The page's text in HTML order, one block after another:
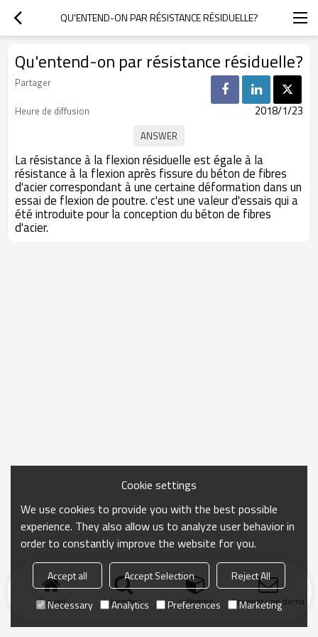
QU'ENTEND-ON PAR RÉSISTANCE RÉSIDUELLE?
Qu'entend-on par résistance résiduelle?
Partager
Heure de diffusion
2018/1/23
La résistance à la flexion résiduelle est égale à la
résistance à la flexion après fissure du béton de fibres
d'acier correspondant à une certaine déformation dans un
essai de flexion de poutre. c'est une valeur d'essais qui a
été introduite pour la conception du béton de fibres
d'acier.
Accueil chercher catégorie Envoyer une
Cookie settings
We use cookies to provide you with the best possible
experience. They also allow us to analyze user behavior in
order to constantly improve the website for you.
Accept all Accept Selection
Reject All
Necessary
Analytics Preferences Marketing